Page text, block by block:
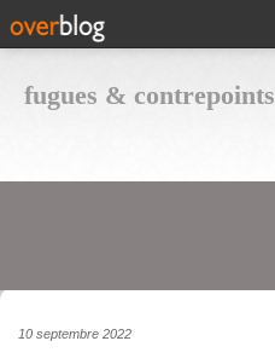
fugues & contrepoints
10 septembre 2022